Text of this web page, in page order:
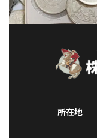
所在地